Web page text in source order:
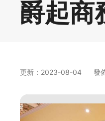
爵起商
更新：2023-08-04 發